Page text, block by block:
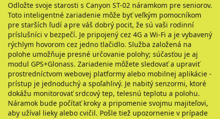
Odložte svoje starosti s Canyon ST-02 náramkom pre seniorov.
Toto inteligentné zariadenie môže byť veľkým pomocníkom
pre starších ľudí a pre váš dobrý pocit, že sú vaši rodinní
príslušníci v bezpečí. Je pripojený cez 4G a Wi-Fi a je vybavený
rýchlym hovorom cez jedno tlačidlo. Služba založená na
polohe umožňuje presné určovanie polohy; súčasťou je aj
modul GPS+Glonass. Zariadenie môžete sledovať a upraviť
prostredníctvom webovej platformy alebo mobilnej aplikácie -
prístup je jednoduchý a spoľahlivý. Je nabitý senzormi, ktoré
dokážu monitorovať srdcový tep, telesnú teplotu a polohu.
Náramok bude počítať kroky a pripomenie svojmu majiteľovi,
aby užíval lieky alebo cvičil. Pošle tiež upozornenie v prípade